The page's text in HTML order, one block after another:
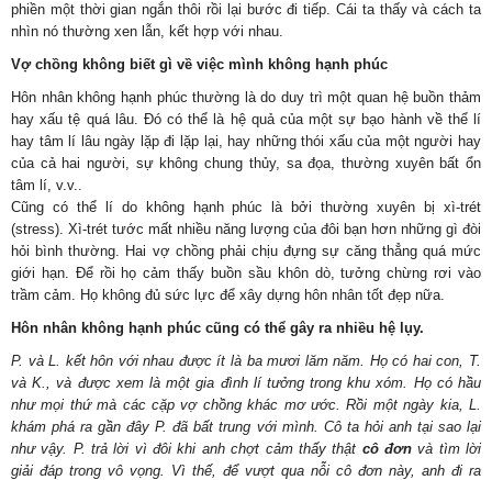
phiền một thời gian ngắn thôi rồi lại bước đi tiếp. Cái ta thấy và cách ta
nhìn nó thường xen lẫn, kết hợp với nhau.
Vợ chồng không biết gì về việc mình không hạnh phúc
Hôn nhân không hạnh phúc thường là do duy trì một quan hệ buồn thảm
hay xấu tệ quá lâu. Đó có thể là hệ quả của một sự bạo hành về thể lí
hay tâm lí lâu ngày lặp đi lặp lại, hay những thói xấu của một người hay
của cả hai người, sự không chung thủy, sa đọa, thường xuyên bất ổn
tâm lí, v.v..
Cũng có thể lí do không hạnh phúc là bởi thường xuyên bị xì-trét
(stress). Xì-trét tước mất nhiều năng lượng của đôi bạn hơn những gì đòi
hỏi bình thường. Hai vợ chồng phải chịu đựng sự căng thẳng quá mức
giới hạn. Để rồi họ cảm thấy buồn sầu khôn dò, tưởng chừng rơi vào
trầm cảm. Họ không đủ sức lực để xây dựng hôn nhân tốt đẹp nữa.
Hôn nhân không hạnh phúc cũng có thể gây ra nhiều hệ lụy.
P. và L. kết hôn với nhau được ít là ba mươi lăm năm. Họ có hai con, T.
và K., và được xem là một gia đình lí tưởng trong khu xóm. Họ có hầu
như mọi thứ mà các cặp vợ chồng khác mơ ước. Rồi một ngày kia, L.
khám phá ra gần đây P. đã bất trung với mình. Cô ta hỏi anh tại sao lại
như vậy. P. trả lời vì đôi khi anh chợt cảm thấy thật cô đơnvà tìm lời
giải đáp trong vô vọng. Vì thế, để vượt qua nỗi cô đơn này, anh đi ra